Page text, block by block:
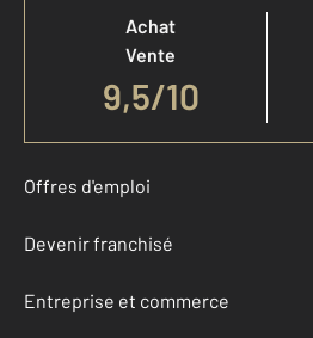
Achat
Vente
9,5/10
Offres d'emploi
Devenir franchisé
Entreprise et commerce